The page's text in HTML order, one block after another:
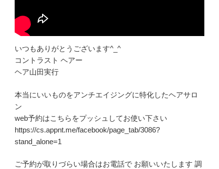
いつもありがとうございます^_^
コントラスト ヘアー
ヘア山田実行
本当にいいものをアンチエイジングに特化したヘアサロ
ン
web予約はこちらをプッシュしてお使い下さい
https://cs.appnt.me/facebook/page_tab/3086?
stand_alone=1
ご予約が取りづらい場合はお電話で お願いいたします 調